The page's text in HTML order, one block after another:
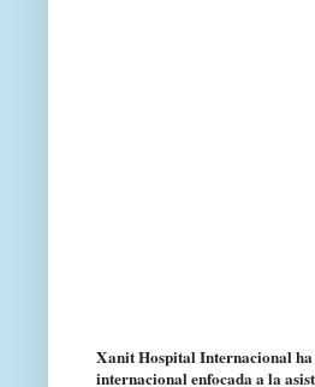
Xanit Hospital Internacional
internacional enfocada a la